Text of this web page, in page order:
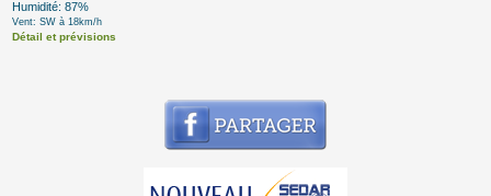
Humidité: 87%
Vent: SW à 18km/h
Détail et prévisions